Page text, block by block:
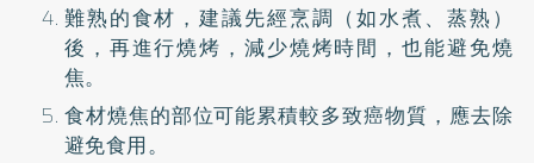
難熟的食材，建議先經烹調（如水煮、蒸熟）
後，再進行燒烤，減少燒烤時間，也能避免燒
焦。
食材燒焦的部位可能累積較多致癌物質，應去除
避免食用。